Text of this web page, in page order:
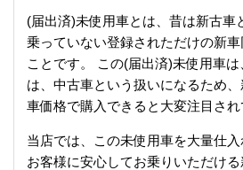
(届出済)未使用車とは、昔は新古車
乗っていない登録されただけの新
ことです。 この(届出済)未使用車
は、中古車という扱いになるため
車価格で購入できると大変注目され
当店では、この未使用車を大量仕入
お客様に安心してお乗りいただけ